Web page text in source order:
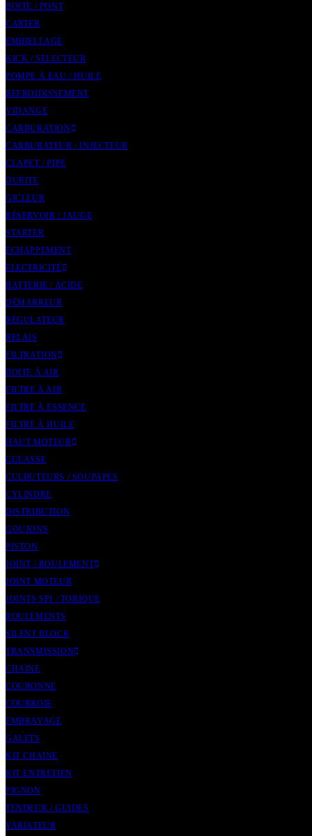
BOITE / PONT
CARTER
EMBIELLAGE
KICK / SELECTEUR
POMPE À EAU / HUILE
REFROIDISSEMENT
VIDANGE
CARBURATION
CARBURATEUR / INJECTEUR
CLAPET / PIPE
DURITE
GICLEUR
RÉSERVOIR / JAUGE
STARTER
ECHAPPEMENT
ELECTRICITÉ
BATTERIE / ACIDE
DÉMARREUR
RÉGULATEUR
RELAIS
FILTRATION
BOITE À AIR
FILTRE À AIR
FILTRE À ESSENCE
FILTRE À HUILE
HAUT MOTEUR
CULASSE
CULBUTEURS / SOUPAPES
CYLINDRE
DISTRIBUTION
GOUJONS
PISTON
JOINT / ROULEMENT
JOINT MOTEUR
JOINTS SPI / TORIQUE
ROULEMENTS
SILENT BLOCK
TRANSMISSION
CHAINE
COURONNE
COURROIE
EMBRAYAGE
GALETS
KIT CHAINE
KIT ENTRETIEN
PIGNON
TENDEUR / GUIDES
VARIATEUR